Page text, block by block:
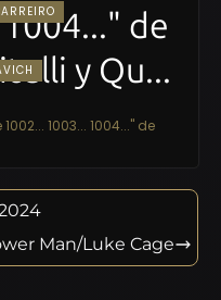
de
y Qu...
1003... 1004..." de
Man/Luke Cage